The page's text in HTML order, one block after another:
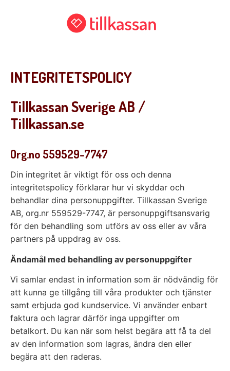
INTEGRITETSPOLICY
Tillkassan Sverige AB /
Tillkassan.se
Org.no 559529-7747
Din integritet är viktigt för oss och denna
integritetspolicy förklarar hur vi skyddar och
behandlar dina personuppgifter. Tillkassan Sverige
AB, org.nr 559529-7747, är personuppgiftsansvarig
för den behandling som utförs av oss eller av våra
partners på uppdrag av oss.
Ändamål med behandling av personuppgifter
Vi samlar endast in information som är nödvändig för
att kunna ge tillgång till våra produkter och tjänster
samt erbjuda god kundservice. Vi använder enbart
faktura och lagrar därför inga uppgifter om
betalkort. Du kan när som helst begära att få ta del
av den information som lagras, ändra den eller
begära att den raderas.